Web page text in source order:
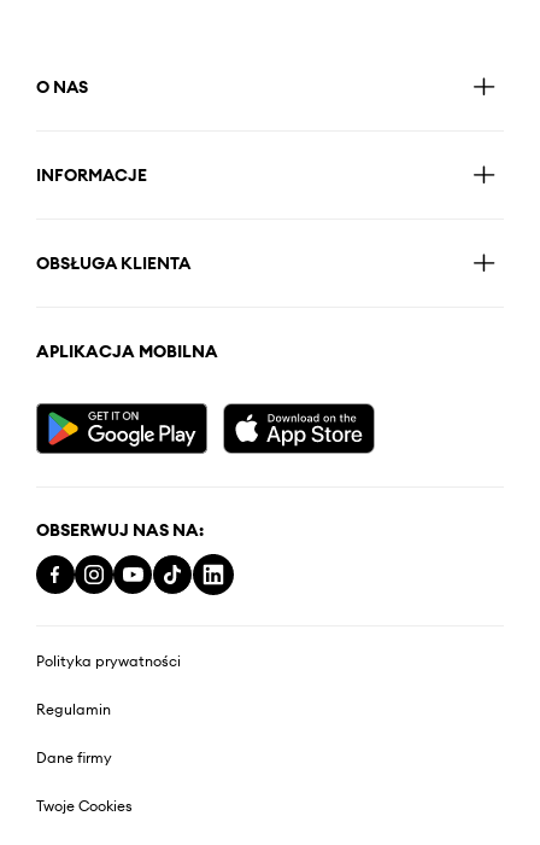
O NAS
INFORMACJE
OBSŁUGA KLIENTA
APLIKACJA MOBILNA
OBSERWUJ NAS NA:
Polityka prywatności
Regulamin
Dane firmy
Twoje Cookies